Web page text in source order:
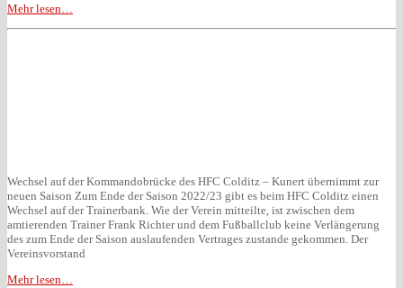
Mehr lesen…
Wechsel auf der Kommandobrücke des HFC Colditz – Kunert übernimmt zur
neuen Saison Zum Ende der Saison 2022/23 gibt es beim HFC Colditz einen
Wechsel auf der Trainerbank. Wie der Verein mitteilte, ist zwischen dem
amtierenden Trainer Frank Richter und dem Fußballclub keine Verlängerung
des zum Ende der Saison auslaufenden Vertrages zustande gekommen. Der
Vereinsvorstand
Mehr lesen…